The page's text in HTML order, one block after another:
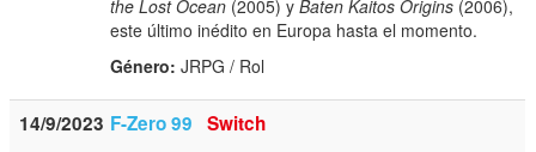
the Lost Ocean (2005) yBaten Kaitos Origins (2006),
este último inédito en Europa hasta el momento.
Género: JRPG / Rol
14/9/2023 F-Zero 99 Switch